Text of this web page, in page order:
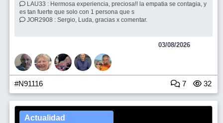
LAU33 : Hermosa experiencia, preciosa!! la empatia se contagia, y
es tan fuerte que solo con 1 persona que s
JOR2908 : Sergio, Luda, gracias x comentar.
03/08/2026
#N91116 7 32
Actualidad